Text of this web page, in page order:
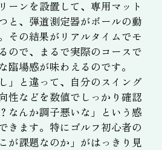
ーンを設置して、専用マット
と、弾道測定器がボールの動
その結果がリアルタイムでモ
ので、まるで実際のコースで
臨場感が味わえるのです。
」と違って、自分のスイング
性などを数値でしっかり確認
なんか調子悪いな」という感
きます。特にゴルフ初心者の
が課題なのか」がはっきり見